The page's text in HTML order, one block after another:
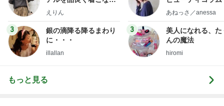
ファッションブログ
えりん
3
銀の滴降る降るまわり
に・・・
illallan
little
あねっさ／anessa
3
美人になれる、た
んの魔法
hiromi
もっと見る